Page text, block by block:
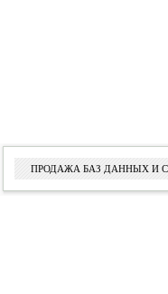
ПРОДАЖА БАЗ ДАННЫХ И